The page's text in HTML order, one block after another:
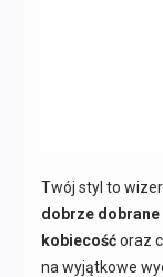
Twój styl to
dobrze
kobiecośćoraz
na wyjątkowe